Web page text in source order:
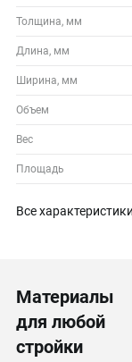
Толщина, мм
Длина, мм
Ширина, мм
Объем
Вес
Площадь
Все характеристики
Материалы
для любой
стройки